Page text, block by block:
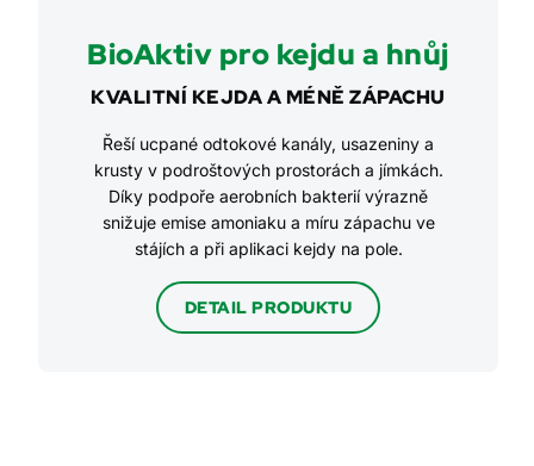
BioAktiv pro kejdu a hnůj
KVALITNÍ KEJDA A MÉNĚ ZÁPACHU
Řeší ucpané odtokové kanály, usazeniny a
krusty v podroštových prostorách a jímkách.
Díky podpoře aerobních bakterií výrazně
snižuje emise amoniaku a míru zápachu ve
stájích a při aplikaci kejdy na pole.
DETAIL PRODUKTU